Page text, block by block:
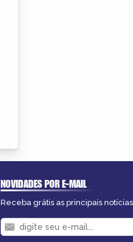
NOVIDADES POR E-MAIL
Receba grátis as principais